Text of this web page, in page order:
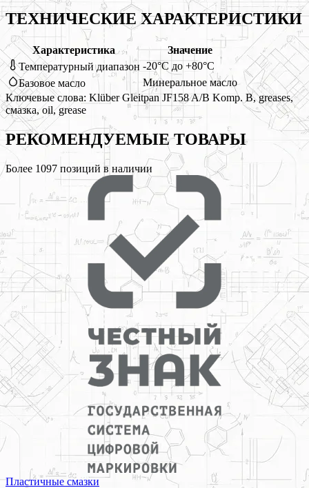
ТЕХНИЧЕСКИЕ ХАРАКТЕРИСТИКИ
Характеристика
Значение
Температурный диапазон -20°C до +80°C
Базовое масло
Минеральное масло
Ключевые слова: Klüber Gleitpan JF158 A/B Komp. B, greases,
смазка, oil, grease
РЕКОМЕНДУЕМЫЕТОВАРЫ
Более 1097 позиций в наличии
Пластичные смазки